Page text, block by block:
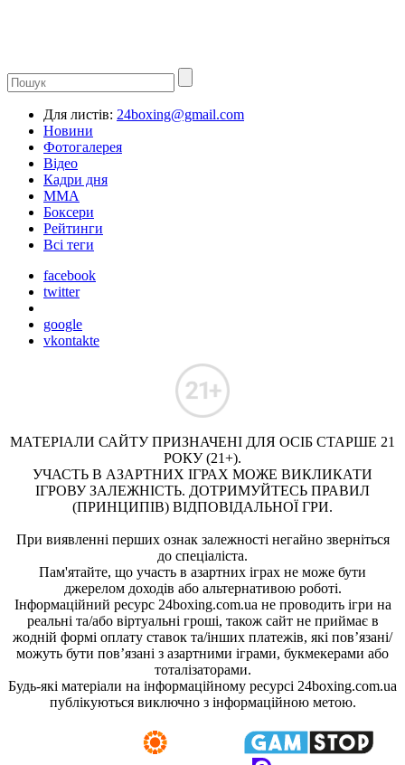
Для листів: 24boxing@gmail.com
Новини
Фотогалерея
Відео
Кадри дня
ММА
Боксери
Рейтинги
Всі теги
facebook
twitter
google
vkontakte
МАТЕРІАЛИ САЙТУ ПРИЗНАЧЕНІ ДЛЯ ОСІБ СТАРШЕ 21
РОКУ (21+).
УЧАСТЬ В АЗАРТНИХ ІГРАХ МОЖЕ ВИКЛИКАТИ
ІГРОВУ ЗАЛЕЖНІСТЬ. ДОТРИМУЙТЕСЬ ПРАВИЛ
(ПРИНЦИПІВ) ВІДПОВІДАЛЬНОЇ ГРИ.
При виявленні перших ознак залежності негайно зверніться
до спеціаліста.
Пам'ятайте, що участь в азартних іграх не може бути
джерелом доходів або альтернативою роботі.
Інформаційний ресурс 24boxing.com.ua не проводить ігри на
реальні та/або віртуальні гроші, також сайт не приймає в
жодній формі оплату ставок та/інших платежів, які пов’язані/
можуть бути пов’язані з азартними іграми, букмекерами або
тоталізаторами.
Будь-які матеріали на інформаційному ресурсі 24boxing.com.ua
публікуються виключно з інформаційною метою.